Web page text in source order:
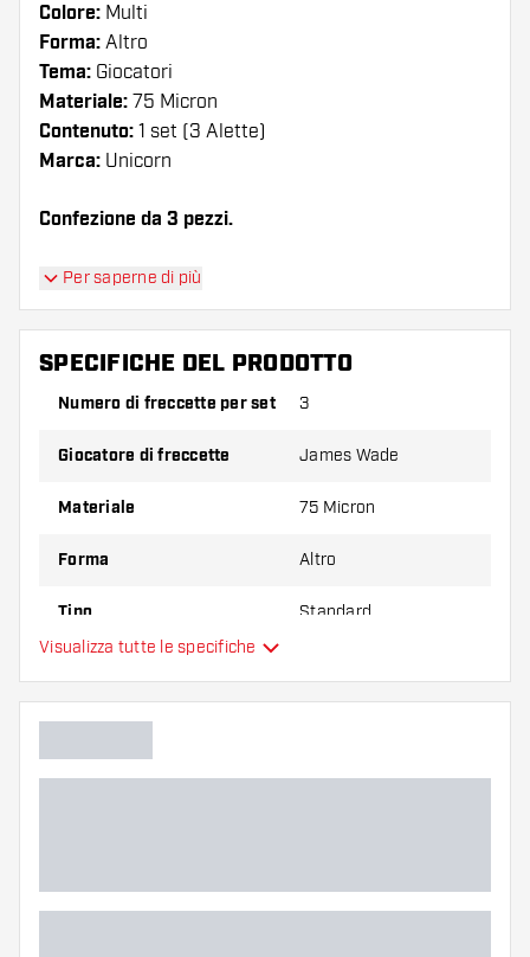
Colore: Multi
Forma: Altro
Tema: Giocatori
Materiale: 75 Micron
Contenuto: 1 set (3 Alette)
Marca: Unicorn
Confezione da 3 pezzi.
Suggerimento di Dartshopper!
Assicuratevi di avere a portata di mano un gran
numero di alette e di astine. Questi possono
Provate una forma, un materiale o uno
variante vi si addice di più!
Per saperne di più
SPECIFICHE DEL PRODOTTO
Numero di freccette per set 3
Giocatore di freccette James Wade
Materiale 75 Micron
Forma Altro
Tipo Standard
Colore principale
Visualizza tutte le specifiche